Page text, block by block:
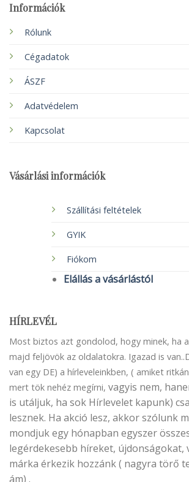
Információk
Rólunk
Cégadatok
ÁSZF
Adatvédelem
Kapcsolat
Vásárlási információk
Szállítási feltételek
GYIK
Fiókom
Elállás a vásárlástól
HÍRLEVÉL
Most biztos azt gondolod, hogy minek, ha
majd feljövök az oldalatokra. Igazad is
van egy DE) a hírleveleinkben, ( amiket
mert tök nehéz megírni, vagyis nem,
is utáljuk, ha sok Hírlevelet kapunk)
lesznek. Ha akció lesz, akkor szólunk
mondjuk egy hónapban egyszer
legérdekesebb híreket, újdonságokat,
márka érkezik hozzánk ( nagyra törő
ám) .